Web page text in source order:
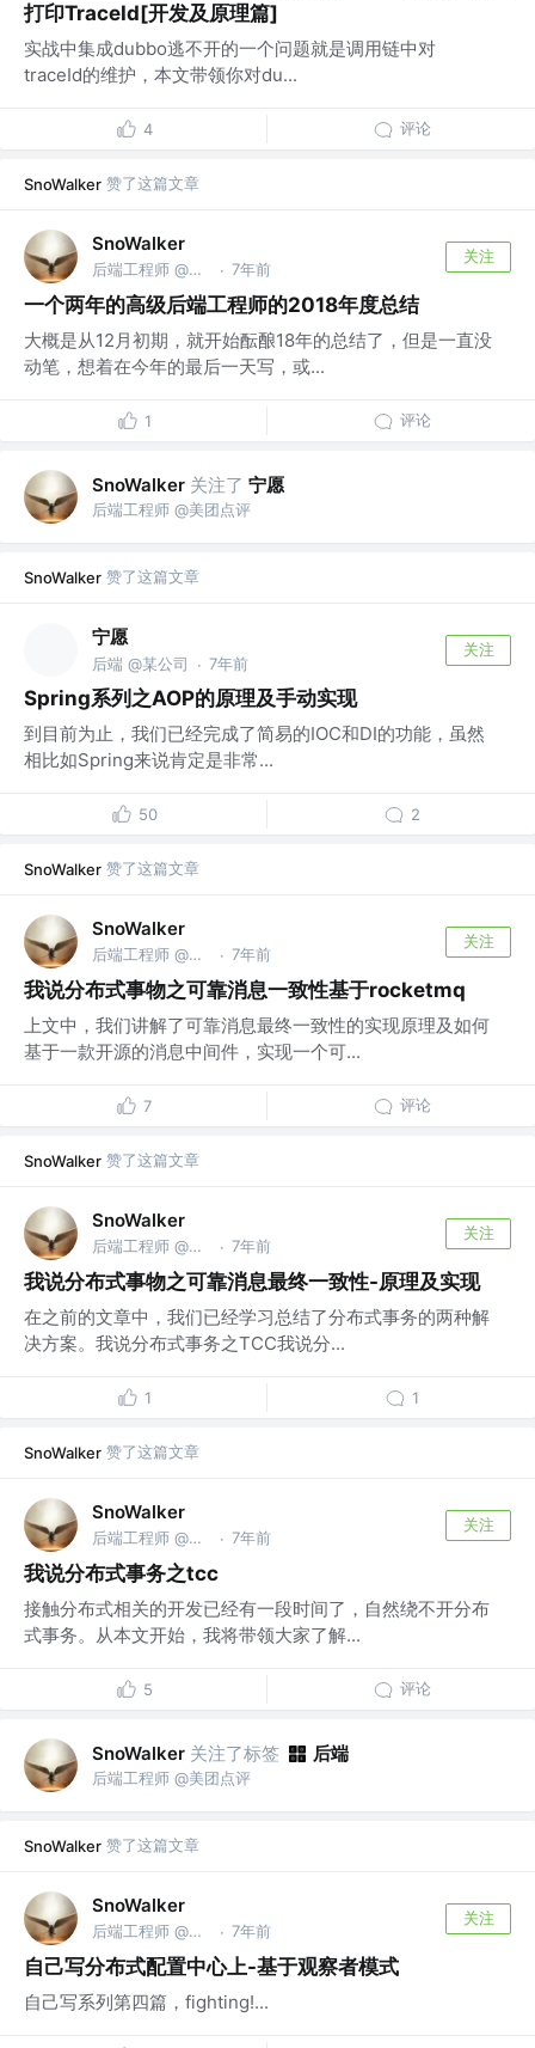
打印TraceId[开发及原理篇]
实战中集成dubbo逃不开的一个问题就是调用链中对
traceId的维护，本文带领你对du...
4 评论
SnoWalker 赞了这篇文章
SnoWalker
后端工程师 @美团点评 · 7年前
关注
一个两年的高级后端工程师的2018年度总结
大概是从12月初期，就开始酝酿18年的总结了，但是一直没
动笔，想着在今年的最后一天写，或...
1 评论
SnoWalker 关注了 宁愿
后端工程师 @美团点评
SnoWalker 赞了这篇文章
宁愿
后端 @某公司 · 7年前
关注
Spring系列之AOP的原理及手动实现
到目前为止，我们已经完成了简易的IOC和DI的功能，虽然
相比如Spring来说肯定是非常...
50 2
SnoWalker 赞了这篇文章
SnoWalker
后端工程师 @美团点评 · 7年前
关注
我说分布式事物之可靠消息一致性基于rocketmq
上文中，我们讲解了可靠消息最终一致性的实现原理及如何
基于一款开源的消息中间件，实现一个可...
7 评论
SnoWalker 赞了这篇文章
SnoWalker
后端工程师 @美团点评 · 7年前
关注
我说分布式事物之可靠消息最终一致性-原理及实现
在之前的文章中，我们已经学习总结了分布式事务的两种解
决方案。我说分布式事务之TCC我说分...
1 1
SnoWalker 赞了这篇文章
SnoWalker
后端工程师 @美团点评 · 7年前
关注
我说分布式事务之tcc
接触分布式相关的开发已经有一段时间了，自然绕不开分布
式事务。从本文开始，我将带领大家了解...
5 评论
SnoWalker 关注了标签 后端
后端工程师 @美团点评
SnoWalker 赞了这篇文章
SnoWalker
后端工程师 @美团点评 · 7年前
关注
自己写分布式配置中心上-基于观察者模式
自己写系列第四篇，fighting!...